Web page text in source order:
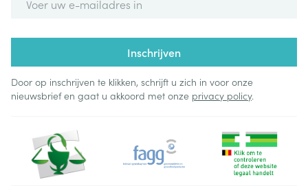
Inschrijven
Door op inschrijven te klikken, schrijft u zich in voor onze
nieuwsbrief en gaat u akkoord met onze privacy policy.